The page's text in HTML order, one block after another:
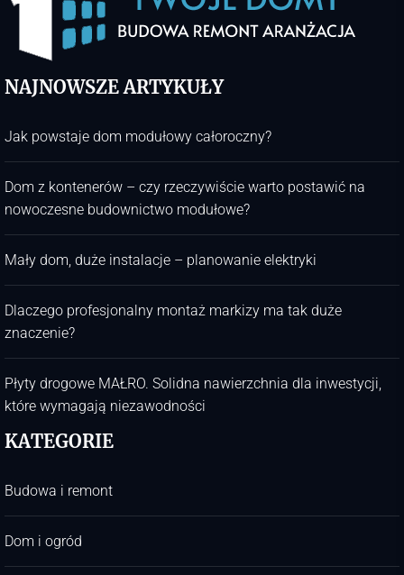
NAJNOWSZE ARTYKUŁY
Jak powstaje dom modułowy całoroczny?
Dom z kontenerów – czy rzeczywiście warto postawić na
nowoczesne budownictwo modułowe?
Mały dom, duże instalacje – planowanie elektryki
Dlaczego profesjonalny montaż markizy ma tak duże
znaczenie?
Płyty drogowe MAŁRO. Solidna nawierzchnia dla inwestycji,
które wymagają niezawodności
KATEGORIE
Budowa i remont
Dom i ogród